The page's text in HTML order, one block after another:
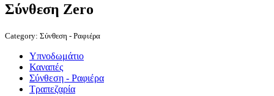
Σύνθεση Zero
Category: Σύνθεση - Ραφιέρα
Υπνοδωμάτιο
Καναπές
Σύνθεση - Ραφιέρα
Τραπεζαρία